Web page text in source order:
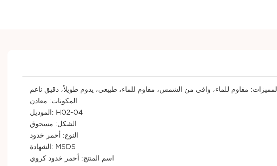
المميزات: مقاوم للماء، واقي من الشمس، مقاوم للماء، طبيعي، يدوم طويلاً، دقيق ناعم
المكونات: معادن
الموديل: H02-04
الشكل: مسحوق
النوع: أحمر خدود
الشهادة: MSDS
اسم المنتج: أحمر خدود كروي